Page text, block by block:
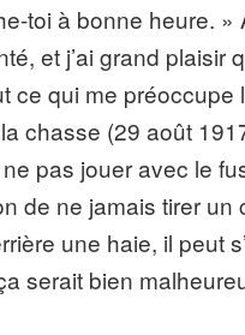
toi à bonne heure. »
et j’ai grand plaisir
ce qui me préoccupe
chasse (29 août
pas jouer avec le
de ne jamais tirer un
une haie, il peut
serait bien